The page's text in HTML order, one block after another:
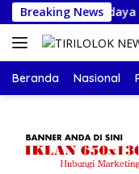
Langsung
ke
konten
Breaking News
Budaya
Beranda Nasional